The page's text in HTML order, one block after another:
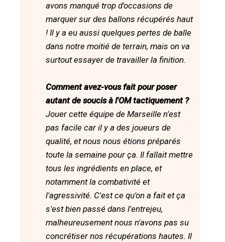
avons manqué trop d'occasions de
marquer sur des ballons récupérés haut
! Il y a eu aussi quelques pertes de balle
dans notre moitié de terrain, mais on va
surtout essayer de travailler la finition.
Comment avez-vous fait pour poser
autant de soucis à l'OM tactiquement ?
Jouer cette équipe de Marseille n'est
pas facile car il y a des joueurs de
qualité, et nous nous étions préparés
toute la semaine pour ça. Il fallait mettre
tous les ingrédients en place, et
notamment la combativité et
l'agressivité. C'est ce qu'on a fait et ça
s'est bien passé dans l'entrejeu,
malheureusement nous n'avons pas su
concrétiser nos récupérations hautes. Il